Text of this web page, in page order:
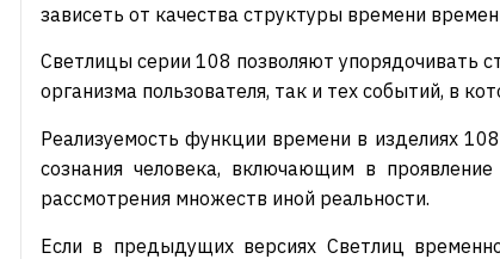
зависеть от качества структуры времени
Светлицы серии 108 позволяют упорядочивать
организма пользователя, так и тех событий, в
Реализуемость функции времени в изделиях
сознания человека, включающим в
рассмотрения множеств иной реальности.
Если в предыдущих версиях Светлиц